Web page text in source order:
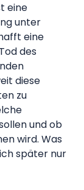
eine
unter
eine
des
diese
zu
und ob
wird. Was
später nur